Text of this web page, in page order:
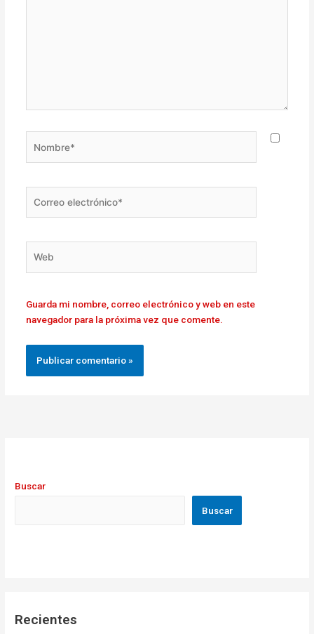
electrónico*
Guarda mi nombre, correo electrónico y web en este
navegador para la próxima vez que comente.
Buscar
Buscar
Recientes